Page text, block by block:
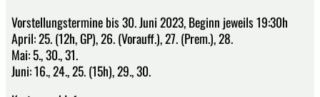
Vorstellungstermine bis 30. Juni 2023, Beginn jeweils 19:30h
April: 25. (12h, GP), 26. (Vorauff.), 27. (Prem.), 28.
Mai: 5., 30., 31.
Juni: 16., 24., 25. (15h), 29., 30.